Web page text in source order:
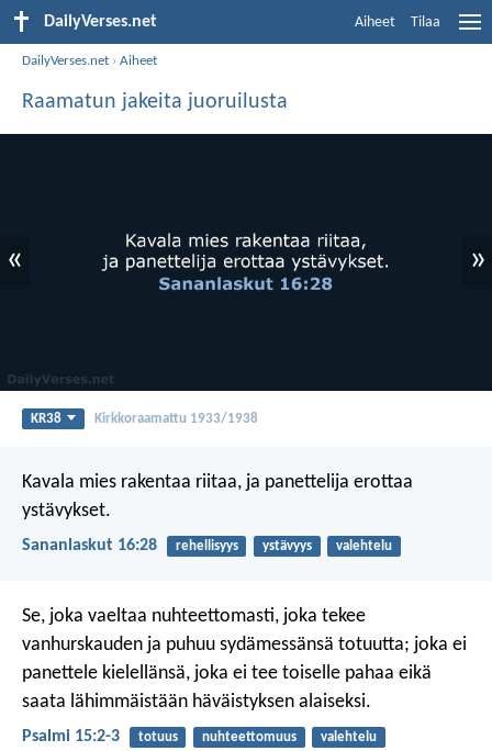
DailyVerses.net Aiheet Tilaa
DailyVerses.net ›Aiheet
Raamatun jakeita juoruilusta
« »
KR38 Kirkkoraamattu 1933/1938
Kavala mies rakentaa riitaa, ja panettelija erottaa
ystävykset.
Sananlaskut 16:28 rehellisyys ystävyys valehtelu
Se, joka vaeltaa nuhteettomasti, joka tekee
vanhurskauden ja puhuu sydämessänsä totuutta; joka ei
panettele kielellänsä, joka ei tee toiselle pahaa eikä
saata lähimmäistään häväistyksen alaiseksi.
Psalmi 15:2-3 totuus nuhteettomuus valehtelu